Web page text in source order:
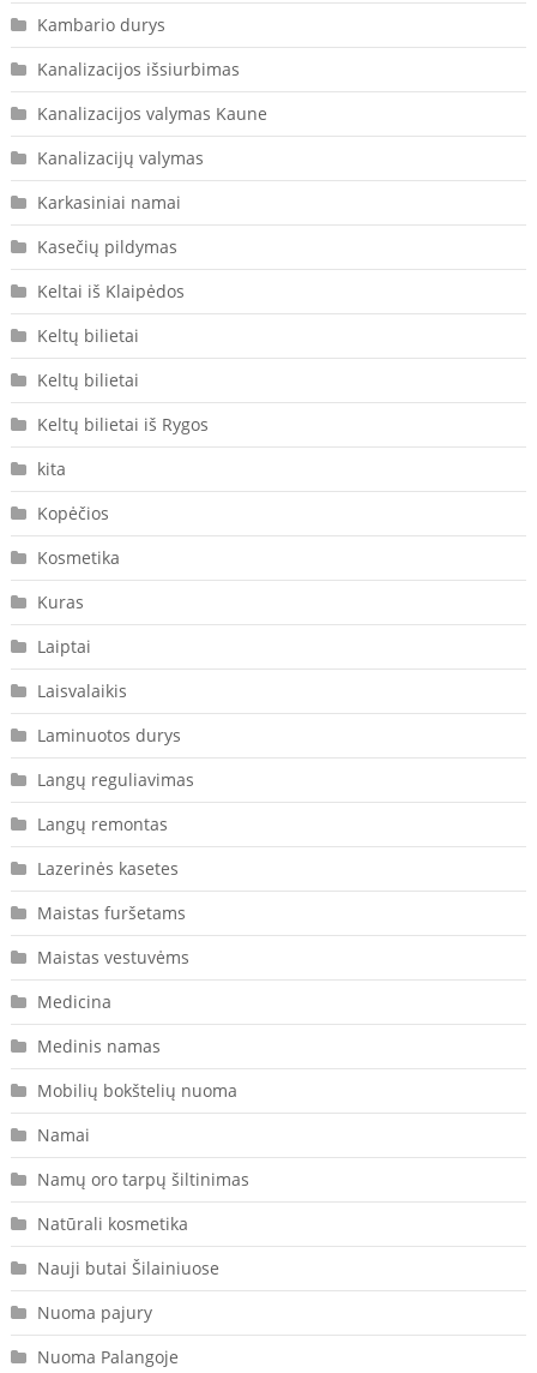
Kambario durys
Kanalizacijos išsiurbimas
Kanalizacijos valymas Kaune
Kanalizacijų valymas
Karkasiniai namai
Kasečių pildymas
Keltai iš Klaipėdos
Keltų bilietai
Keltų bilietai
Keltų bilietai iš Rygos
kita
Kopėčios
Kosmetika
Kuras
Laiptai
Laisvalaikis
Laminuotos durys
Langų reguliavimas
Langų remontas
Lazerinės kasetes
Maistas furšetams
Maistas vestuvėms
Medicina
Medinis namas
Mobilių bokštelių nuoma
Namai
Namų oro tarpų šiltinimas
Natūrali kosmetika
Nauji butai Šilainiuose
Nuoma pajury
Nuoma Palangoje